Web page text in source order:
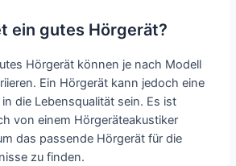
ein gutes Hörgerät?
Hörgerät können je nach Modell
Ein Hörgerät kann jedoch eine
die Lebensqualität sein. Es ist
von einem Hörgeräteakustiker
das passende Hörgerät für die
zu finden.